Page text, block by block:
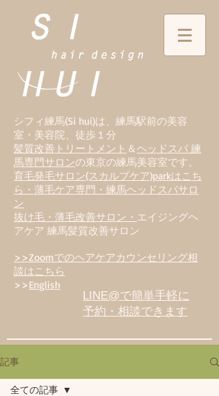
シフィ練馬(Si hui)は、 練馬駅前の美容
室・美容院、徒歩１分
髪質改善トリートメント ＆ヘッドスパ 練
馬専門サロンの東京の練馬美容室です。
育毛発毛サロン(スカルプケア)parkはこち
ら・薄毛ケア専門・練馬ヘッドスパサロ
ン
抜け毛・薄毛改善サロン・ エイジングヘ
アケア 練馬髪質改善サロン
>>Zoomでのヘアケアカウンセリング相
談はこちら
>>English
LINE@で簡単手軽に
予約・相談できます
記事
全ての記事